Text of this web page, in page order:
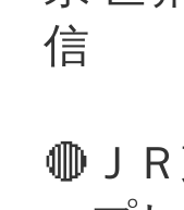
信
🔴Ｊ